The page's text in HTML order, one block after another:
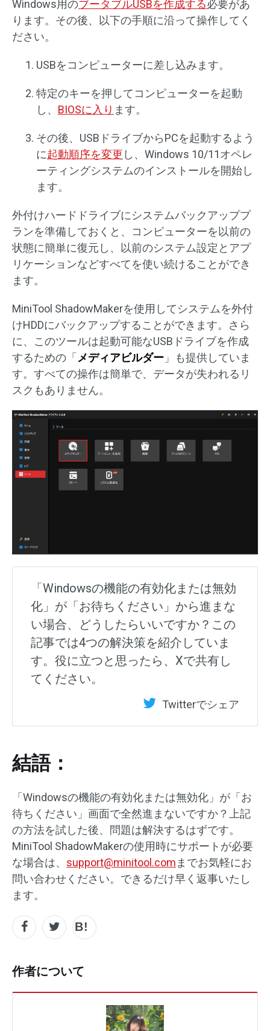
Windows用のブータブルUSBを作成する必要があ
ります。その後、以下の手順に沿って操作してく
ださい。
USBをコンピューターに差し込みます。
特定のキーを押してコンピューターを起動
し、 BIOSに入り ます。
その後、USBドライブからPCを起動するよう
に起動順序を変更 し、Windows 10/11オペレ
ーティングシステムのインストールを開始し
ます。
外付けハードドライブにシステムバックアッププ
ランを準備しておくと、コンピューターを以前の
状態に簡単に復元し、以前のシステム設定とアプ
リケーションなどすべてを使い続けることができ
ます。
MiniTool ShadowMakerを使用してシステムを外付
けHDDにバックアップすることができます。さら
に、このツールは起動可能なUSBドライブを作成
するための「 メディアビルダー 」も提供していま
す。すべての操作は簡単で、データが失われるリ
スクもありません。
「Windowsの機能の有効化または無効
化」が「お待ちください」から進まな
い場合、どうしたらいいですか？この
記事では4つの解決策を紹介していま
す。役に立つと思ったら、Xで共有し
てください。
Twitterでシェア
結語：
「Windowsの機能の有効化または無効化」が「お
待ちください」画面で全然進まないですか？上記
の方法を試した後、問題は解決するはずです。
MiniTool ShadowMakerの使用時にサポートが必要
な場合は、 support@minitool.com までお気軽にお
問い合わせください。できるだけ早く返事いたし
ます。
作者について